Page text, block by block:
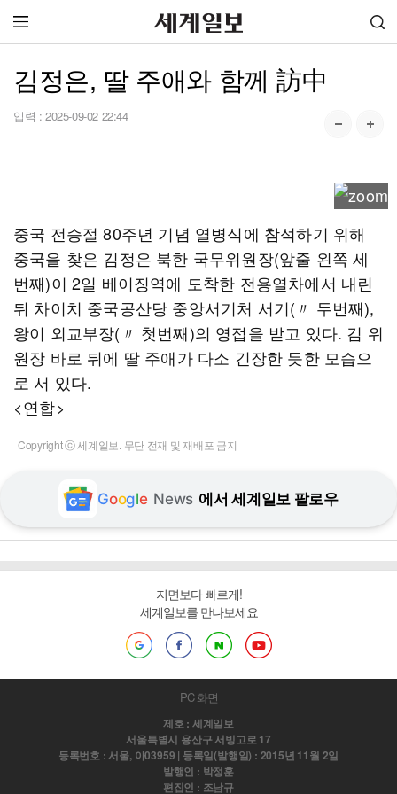
김정은, 딸 주애와 함께 訪中
입력 : 2025-09-02 22:44
중국 전승절 80주년 기념 열병식에 참석하기 위해
중국을 찾은 김정은 북한 국무위원장(앞줄 왼쪽 세
번째)이 2일 베이징역에 도착한 전용열차에서 내린
뒤 차이치 중국공산당 중앙서기처 서기(〃 두번째),
왕이 외교부장(〃 첫번째)의 영접을 받고 있다. 김 위
원장 바로 뒤에 딸 주애가 다소 긴장한 듯한 모습으
로 서 있다.
<연합>
Copyright ⓒ 세계일보. 무단 전재 및 재배포 금지
Google News 에서 세계일보 팔로우
지면보다 빠르게!
세계일보를 만나보세요
PC 화면
제호 : 세계일보
서울특별시 용산구 서빙고로 17
등록번호 : 서울, 아03959 | 등록일(발행일) : 2015년 11월 2일
발행인 : 박정훈
편집인 : 조남규